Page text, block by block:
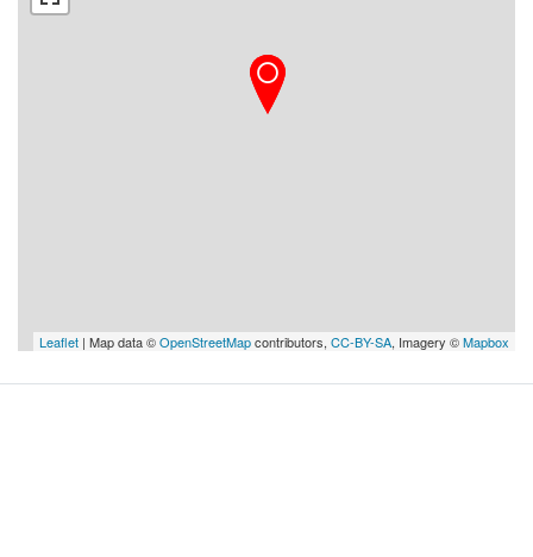
Leaflet | Map data ©OpenStreetMapcontributors, CC-BY-SA, Imagery ©Mapbox